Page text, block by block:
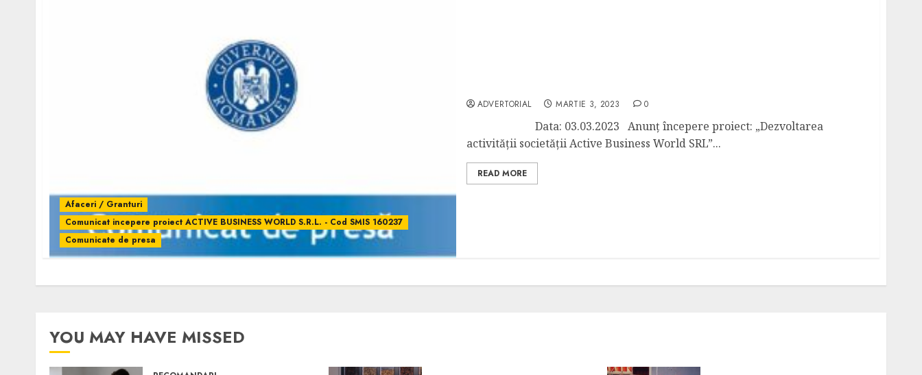
Afaceri / Granturi
Comunicat incepere proiect ACTIVE BUSINESS WORLD S.R.L. - Cod SMIS 160237
Comunicate de presa
ADVERTORIAL MARTIE 3, 2023 0
Data: 03.03.2023 Anunț începere proiect: „Dezvoltarea
activității societății Active Business World SRL”...
READ MORE
YOU MAY HAVE MISSED